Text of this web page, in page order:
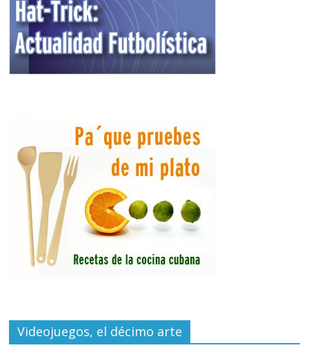
Videojuegos, el décimo arte